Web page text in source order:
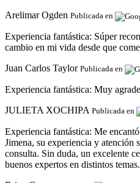
Arelimar Ogden Publicada en
Experiencia fantástica: Súper
cambio en mi vida desde que
Juan Carlos Taylor Publicada en
Experiencia fantástica: Muy
JULIETA XOCHIPA Publicada en
Experiencia fantástica: Me
Jimena, su experiencia y atención
consulta. Sin duda, un excelente
buenos expertos en distintos temas.